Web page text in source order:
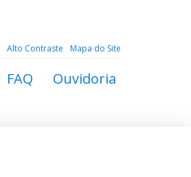
Alto Contraste Mapa do Site
FAQ Ouvidoria